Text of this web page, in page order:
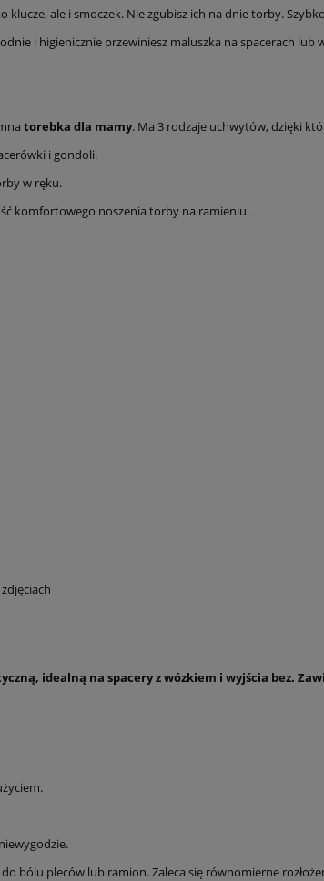
klucze, ale i smoczek. Nie zgubisz ich na dnie torby.
i higienicznie przewiniesz maluszka na spacerach lub
torebka dla mamy. Ma 3 rodzaje uchwytów, dzięki
i gondoli.
w ręku.
komfortowego noszenia torby na ramieniu.
idealną na spacery z wózkiem i wyjścia bez.
bólu pleców lub ramion. Zaleca się równomierne